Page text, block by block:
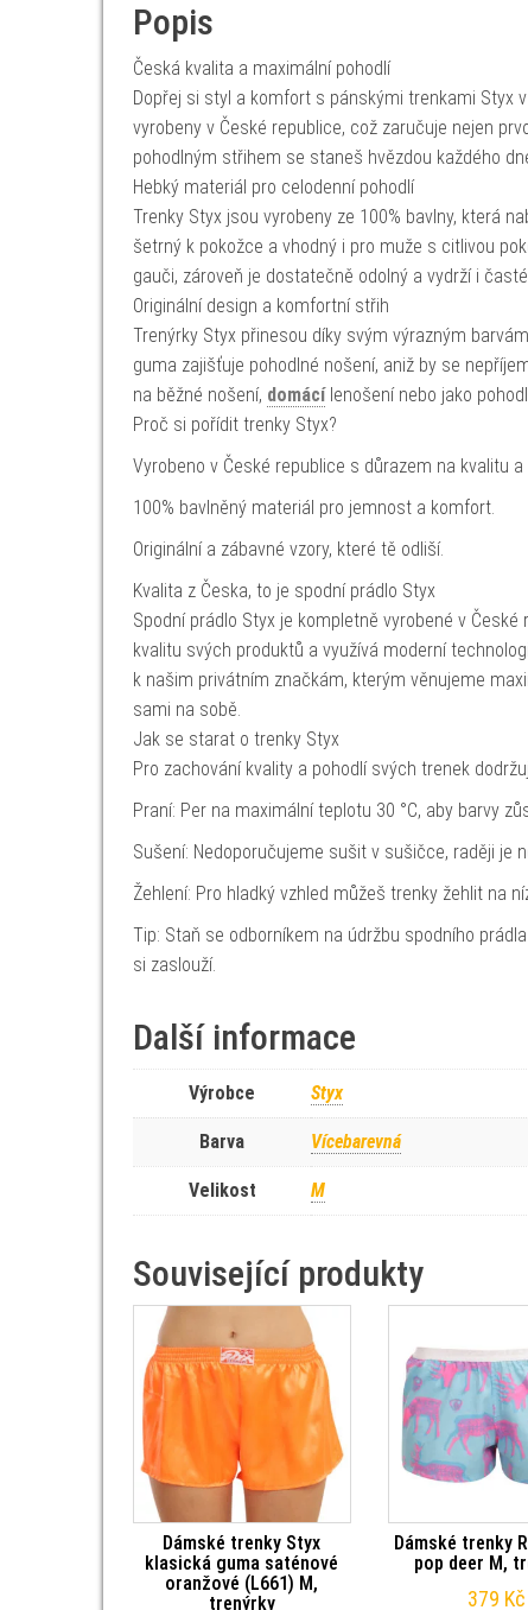
Popis
Česká kvalita a maximální pohodlí
Dopřej si styl a komfort s pánskými trenkami Styx
vyrobeny v České republice, což zaručuje nejen
pohodlným střihem se staneš hvězdou každého
Hebký materiál pro celodenní pohodlí
Trenky Styx jsou vyrobeny ze 100% bavlny, která
šetrný k pokožce a vhodný i pro muže s citlivou
gauči, zároveň je dostatečně odolný a vydrží i
Originální design a komfortní střih
Trenýrky Styx přinesou díky svým výrazným
guma zajišťuje pohodlné nošení, aniž by se
na běžné nošení, domácílenošení nebo jako
Proč si pořídit trenky Styx?
Vyrobeno v České republice s důrazem na kvalitu
100% bavlněný materiál pro jemnost a komfort.
Originální a zábavné vzory, které tě odliší.
Kvalita z Česka, to je spodní prádlo Styx
Spodní prádlo Styx je kompletně vyrobené v
kvalitu svých produktů a využívá moderní
k našim privátním značkám, kterým věnujeme
sami na sobě.
Jak se starat o trenky Styx
Pro zachování kvality a pohodlí svých trenek
Praní: Per na maximální teplotu 30 °C, aby barvy
Sušení: Nedoporučujeme sušit v sušičce, raději je
Žehlení: Pro hladký vzhled můžeš trenky žehlit na
Tip: Staň se odborníkem na údržbu spodního
si zaslouží.
Další informace
Výrobce Styx
Barva Vícebarevná
Velikost M
Související produkty
Dámské trenky Styx
klasická guma saténové
oranžové (L661) M,
trenýrky
Dámské trenky
pop deer M,
379 Kč